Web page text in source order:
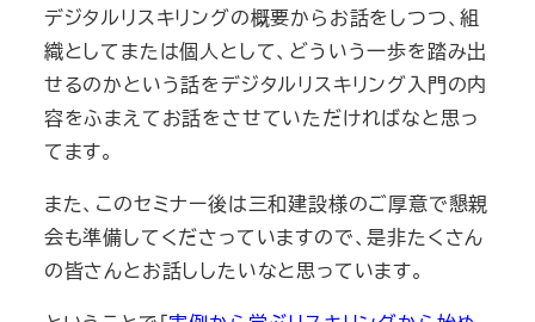
デジタルリスキリングの概要からお話をしつつ、組
織としてまたは個人として、どういう一歩を踏み出
せるのかという話をデジタルリスキリング入門の内
容をふまえてお話をさせていただければなと思っ
てます。
また、このセミナー後は三和建設様のご厚意で懇親
会も準備してくださっていますので、是非たくさん
の皆さんとお話ししたいなと思っています。